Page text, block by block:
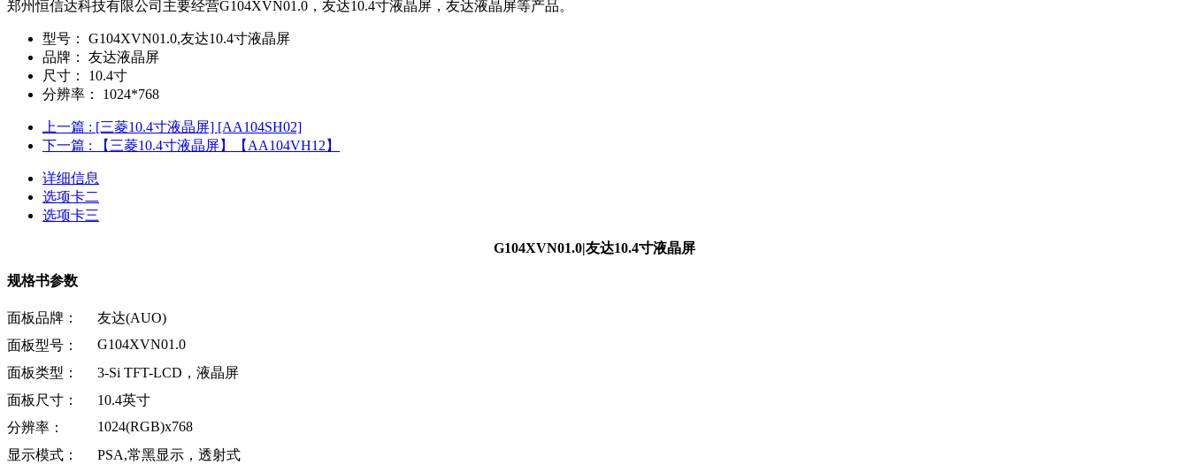
郑州恒信达科技有限公司主要经营G104XVN01.0，友达10.4寸液晶屏，友达液晶屏等产品。
型号：
G104XVN01.0,友达10.4寸液晶屏
品牌：
友达液晶屏
尺寸：
10.4寸
分辨率：
1024*768
上一篇 : [三菱10.4寸液晶屏] [AA104SH02]
下一篇 : 【三菱10.4寸液晶屏】【AA104VH12】
详细信息
选项卡二
选项卡三
G104XVN01.0|友达10.4寸液晶屏
规格书参数
面板品牌：
友达(AUO)
面板型号：
G104XVN01.0
面板类型：
3-Si TFT-LCD ，液晶屏
面板尺寸：
10.4英寸
分辨率：
1024(RGB)x768
显示模式：
PSA,常黑显示，透射式